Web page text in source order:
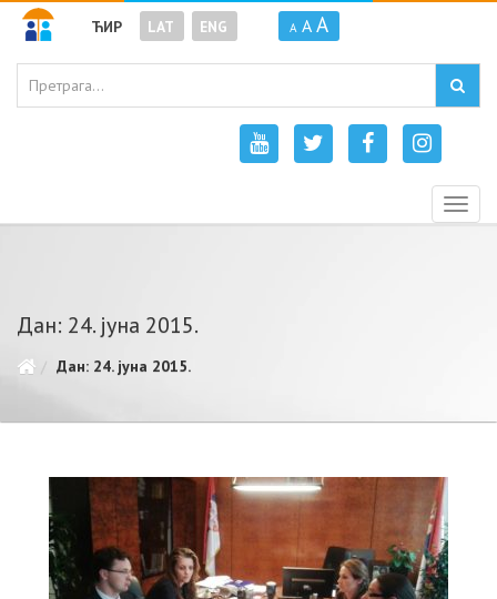
ЋИР LAT ENG A A A
Дан: 24. јуна 2015.
Дан: 24. јуна 2015.